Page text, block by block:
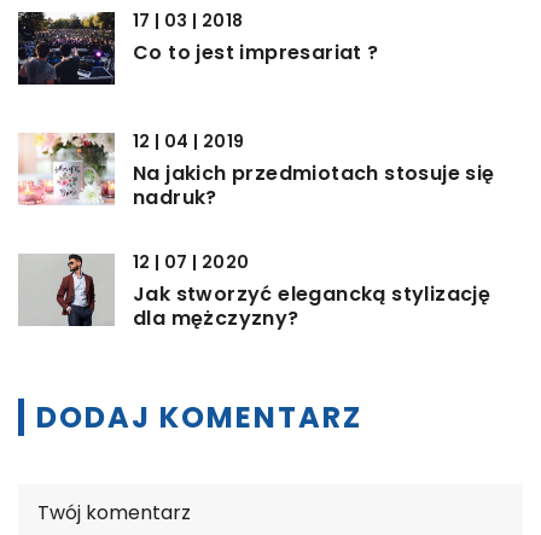
17 | 03 | 2018
Co to jest impresariat ?
12 | 04 | 2019
Na jakich przedmiotach stosuje się
nadruk?
12 | 07 | 2020
Jak stworzyć elegancką stylizację
dla mężczyzny?
DODAJ KOMENTARZ